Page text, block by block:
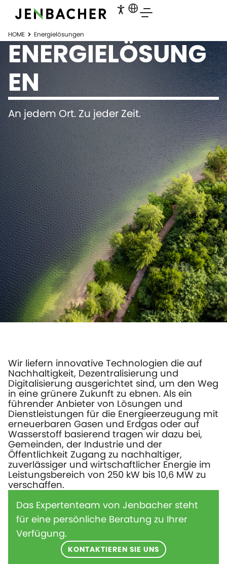
HOME Energielösungen
ENERGIELÖSUNG
EN
An jedem Ort. Zu jeder Zeit.
Wir liefern innovative Technologien die auf
Nachhaltigkeit, Dezentralisierung und
Digitalisierung ausgerichtet sind, um den Weg
in eine grünere Zukunft zu ebnen. Als ein
führender Anbieter von Lösungen und
Dienstleistungen für die Energieerzeugung mit
erneuerbaren Gasen und Erdgas oder auf
Wasserstoff basierend tragen wir dazu bei,
Gemeinden, der Industrie und der
Öffentlichkeit Zugang zu nachhaltiger,
zuverlässiger und wirtschaftlicher Energie im
Leistungsbereich von 250 kW bis 10,6 MW zu
verschaffen.
Das Expertenteam von Jenbacher steht
für eine persönliche Beratung zu Ihrer
Verfügung.
KONTAKTIEREN SIE UNS